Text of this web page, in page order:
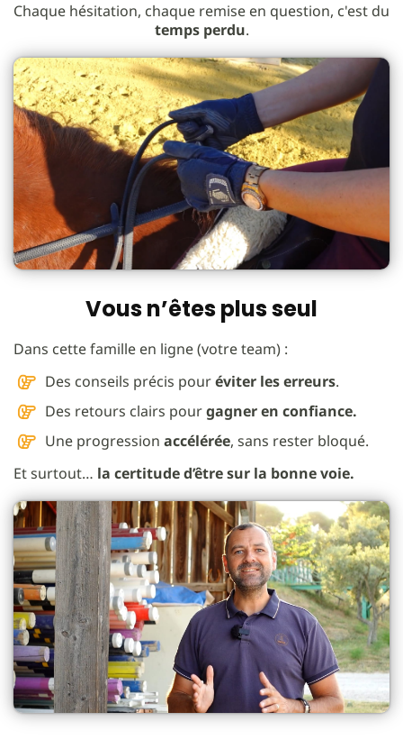
Chaque hésitation, chaque remise en question, c'est du
temps perdu.
Vous n’êtes plus seul
Dans cette famille en ligne (votre team) :
Des conseils précis pouréviter les erreurs.
Des retours clairs pourgagner en confiance.
Une progression accélérée, sans rester bloqué.
Et surtout… la certitude d’être sur la bonne voie.